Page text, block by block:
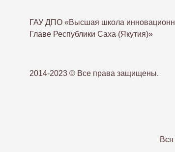
ГАУ ДПО «Высшая школа
Главе Республики Саха (Якутия)»
2014-2023 © Все права защищены.